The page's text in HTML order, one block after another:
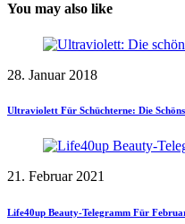
You may also like
28. Januar 2018
Ultraviolett Für Schüchterne: Die
21. Februar 2021
Life40up Beauty-Telegramm Für